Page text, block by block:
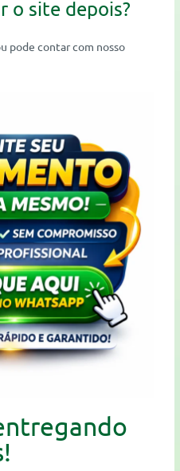
o site depois?
pode contar com nosso